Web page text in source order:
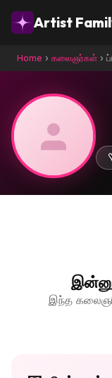
Artist
Home › கலைஞர்கள் ›
இந்த